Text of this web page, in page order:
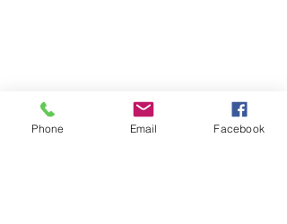
Phone Email Facebook